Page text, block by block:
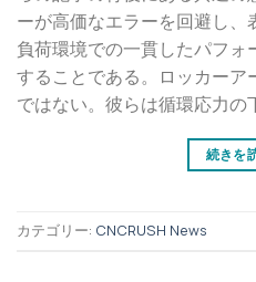
ーが高価なエラーを回避し
負荷環境での一貫したパフ
することである。ロッカーア
ではない。彼らは循環応力
続きを
カテゴリー: CNCRUSH News